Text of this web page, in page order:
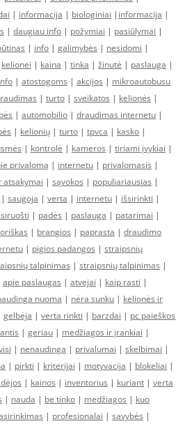
| informacija | biologiniai | informacija |
| daugiau info | požymiai | pasiūlymai |
| info | galimybės | nesidomi |
kelionei | kaina | tinka | žinutė | paslauga |
| atostogoms | akcijos | mikroautobusu
| turto | sveikatos | kelionės |
| automobilio | draudimas internetu |
| kelionių | turto | tpvca | kasko |
| kontrolė | kameros | tiriami įvykiai |
privalomą | internetu | privalomasis |
atsakymai | sąvokos | populiariausias |
| saugoja | verta | internetu | išsirinkti |
| padės | paslauga | patarimai |
| brangios | paprasta | draudimo
| pigios padangos | straipsnių
talpinimas | straipsnių talpinimas |
apie paslaugas | atvejai | kaip rasti |
nuoma | nėra sunku | kelionės ir
gelbėja | verta rinkti | barzdai | pc paieškos
| geriau | medžiagos ir įrankiai |
| nenaudinga | privalumai | skelbimai |
| pirkti | kriterijai | motyvacija | blokeliai |
idėjos | kainos | inventorius | kuriant | verta
| nauda | be tinko | medžiagos | kuo
| profesionalai | savybės |